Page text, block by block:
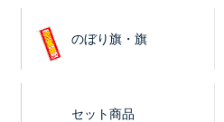
のぼり旗・旗
セット商品